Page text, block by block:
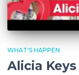
WHAT'S HAPPEN
Alicia